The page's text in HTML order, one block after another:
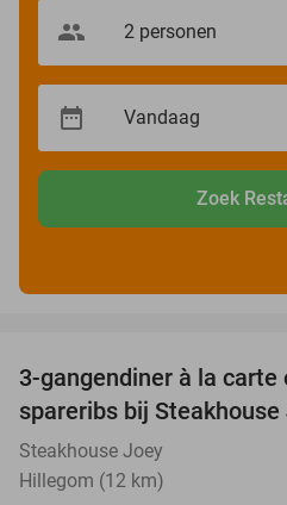
Zoek
3-gangendiner à la carte
spareribs bij Steakhouse
Steakhouse Joey
Hillegom (12 km)